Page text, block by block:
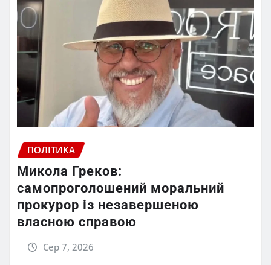
ПОЛІТИКА
Микола Греков:
самопроголошений моральний
прокурор із незавершеною
власною справою
Сер 7, 2026